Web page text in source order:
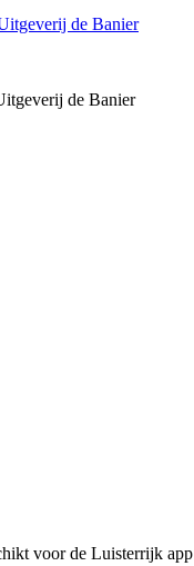
de Banier
de Banier
voor de Luisterrijk app